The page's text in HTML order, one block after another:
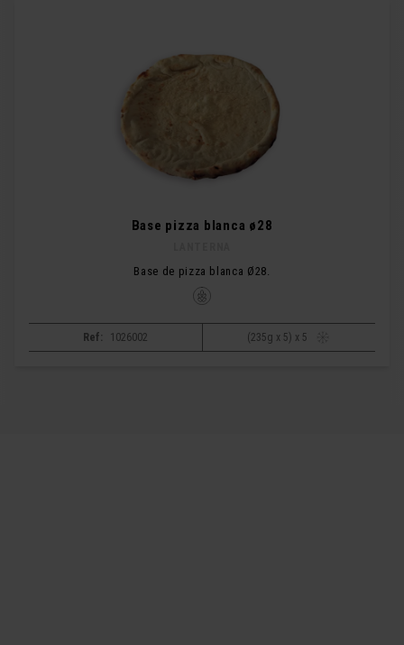
Base pizza blanca ø28
Base de pizza blanca Ø28.
Ref: 1026002 (235g x 5) x 5